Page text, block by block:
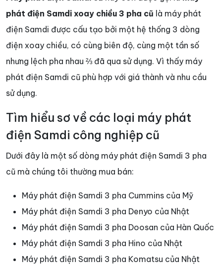
phát điện Samdi xoay chiều 3 pha cũ là máy phát
điện Samdi được cấu tạo bởi một hệ thống 3 dòng
điện xoay chiều, có cùng biên độ, cùng một tần số
nhưng lệch pha nhau ⅔ đã qua sử dụng. Vì thấy máy
phát điện Samdi cũ phù hợp với giá thành và nhu cầu
sử dụng.
Tìm hiểu sơ về các loại máy phát
điện Samdi công nghiệp cũ
Dưới đây là một số dòng máy phát điện Samdi 3 pha
cũ mà chúng tôi thường mua bán:
Máy phát điện Samdi 3 pha Cummins của Mỹ
Máy phát điện Samdi 3 pha Denyo của Nhật
Máy phát điện Samdi 3 pha Doosan của Hàn Quốc
Máy phát điện Samdi 3 pha Hino của Nhật
Máy phát điện Samdi 3 pha Komatsu của Nhật